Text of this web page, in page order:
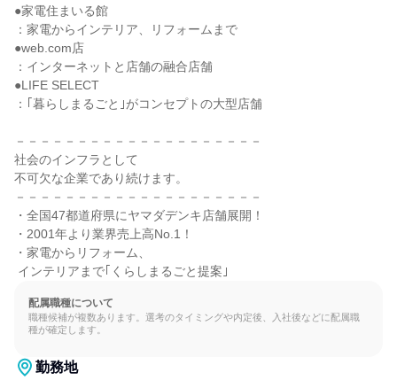
●家電住まいる館
：家電からインテリア、リフォームまで
●web.com店
：インターネットと店舗の融合店舗
●LIFE SELECT
：｢暮らしまるごと｣がコンセプトの大型店舗
－－－－－－－－－－－－－－－－－－－－
社会のインフラとして
不可欠な企業であり続けます。
－－－－－－－－－－－－－－－－－－－－
・全国47都道府県にヤマダデンキ店舗展開！
・2001年より業界売上高No.1！
・家電からリフォーム、
インテリアまで｢くらしまるごと提案｣
配属職種について
職種候補が複数あります。選考のタイミングや内定後、入社後などに配属職
種が確定します。
勤務地